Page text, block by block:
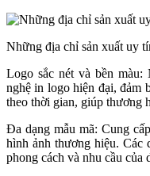
Những địa chỉ sản xuất uy
Logo sắc nét và bền
nghệ in logo hiện đại, đảm
theo thời gian, giúp thương
Đa dạng mẫu mã: Cung
hình ảnh thương hiệu. Các
phong cách và nhu cầu của